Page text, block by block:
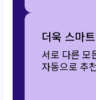
더욱 스마
서로 다른 모
자동으로 추